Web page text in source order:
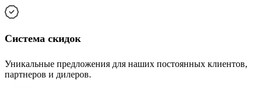
Cистема скидок
Уникальные предложения для наших постоянных клиентов,
партнеров и дилеров.